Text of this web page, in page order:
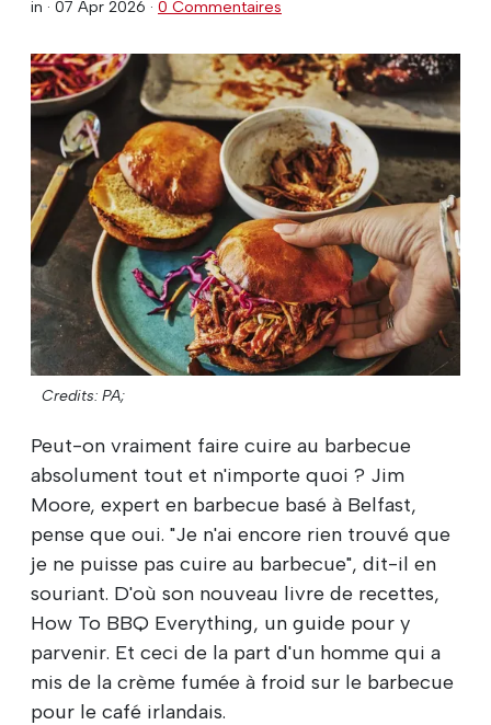
in · 07 Apr 2026 · 0 Commentaires
Credits: PA;
Peut-on vraiment faire cuire au barbecue
absolument tout et n'importe quoi ? Jim
Moore, expert en barbecue basé à Belfast,
pense que oui. "Je n'ai encore rien trouvé que
je ne puisse pas cuire au barbecue", dit-il en
souriant. D'où son nouveau livre de recettes,
How To BBQ Everything, un guide pour y
parvenir. Et ceci de la part d'un homme qui a
mis de la crème fumée à froid sur le barbecue
pour le café irlandais.